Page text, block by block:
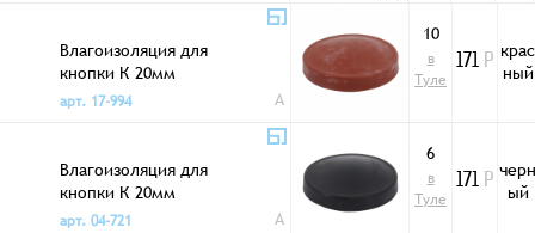
Влагоизоляция для
кнопки К 20мм
красная
арт. 17-994 A
10
в
Туле
171 Р
крас
ный
Влагоизоляция для
кнопки К 20мм
черная
арт. 04-721 A
6
в
Туле
171 Р
черн
ый